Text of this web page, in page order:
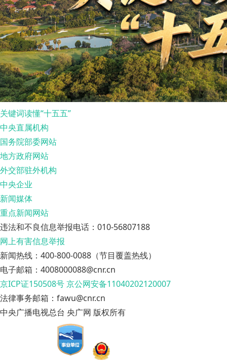
关键词读懂“十五五”
中央直属机构
国务院部委网站
地方政府网站
外交部驻外机构
中央企业
新闻媒体
重点新闻网站
违法和不良信息举报电话：010-56807188
网上有害信息举报
新闻热线：400-800-0088（节目覆盖热线）
电子邮箱：4008000088@cnr.cn
京ICP证150508号京公网安备11040202120007
法律事务邮箱：fawu@cnr.cn
中央广播电视总台 央广网 版权所有